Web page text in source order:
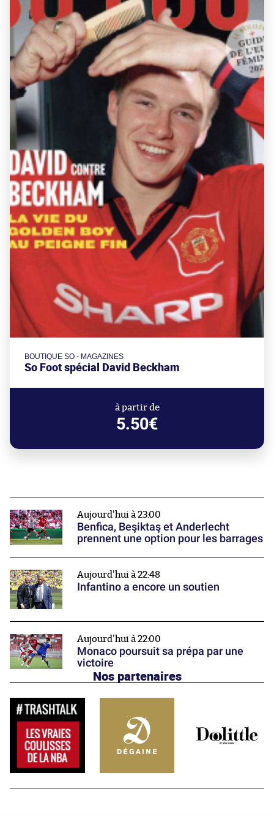
BOUTIQUE SO - MAGAZINES
So Foot spécial David Beckham
à partir de
5.50€
Aujourd'hui à 23:00
Benfica, Beşiktaş et Anderlecht
prennent une option pour les barrages
Aujourd'hui à 22:48
Infantino a encore un soutien
Aujourd'hui à 22:00
Monaco poursuit sa prépa par une
victoire
Nos partenaires